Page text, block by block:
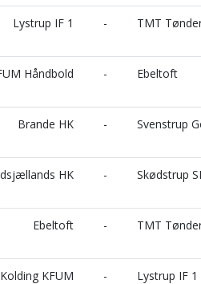
Lystrup IF 1 - TMT
Håndbold - Ebeltoft
Brande HK - Svenstrup
HK - Skødstrup
Ebeltoft - TMT
Kolding KFUM - Lystrup IF 1